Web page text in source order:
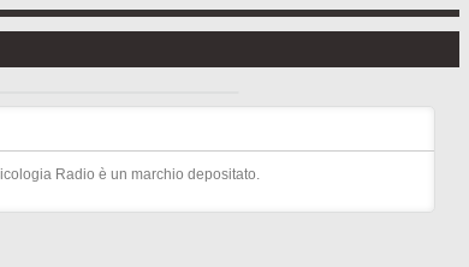
Radio è un marchio depositato.